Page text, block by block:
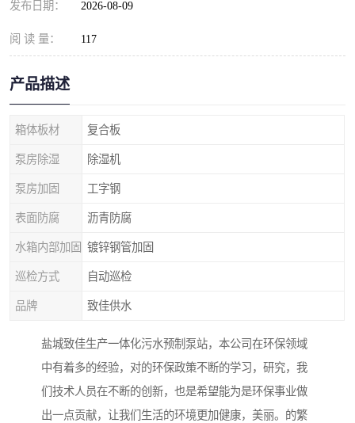
发布日期： 2026-08-09
阅 读 量： 117
产品描述
箱体板材 复合板
泵房除湿 除湿机
泵房加固 工字钢
表面防腐 沥青防腐
水箱内部加固 镀锌钢管加固
巡检方式 自动巡检
品牌 致佳供水
盐城致佳生产一体化污水预制泵站，本公司在环保领域
中有着多的经验，对的环保政策不断的学习，研究，我
们技术人员在不断的创新，也是希望能为是环保事业做
出一点贡献，让我们生活的环境更加健康，美丽。的繁